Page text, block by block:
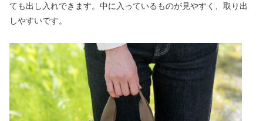
ても出し入れできます。中に入っているものが見やすく、取り出
しやすいです。